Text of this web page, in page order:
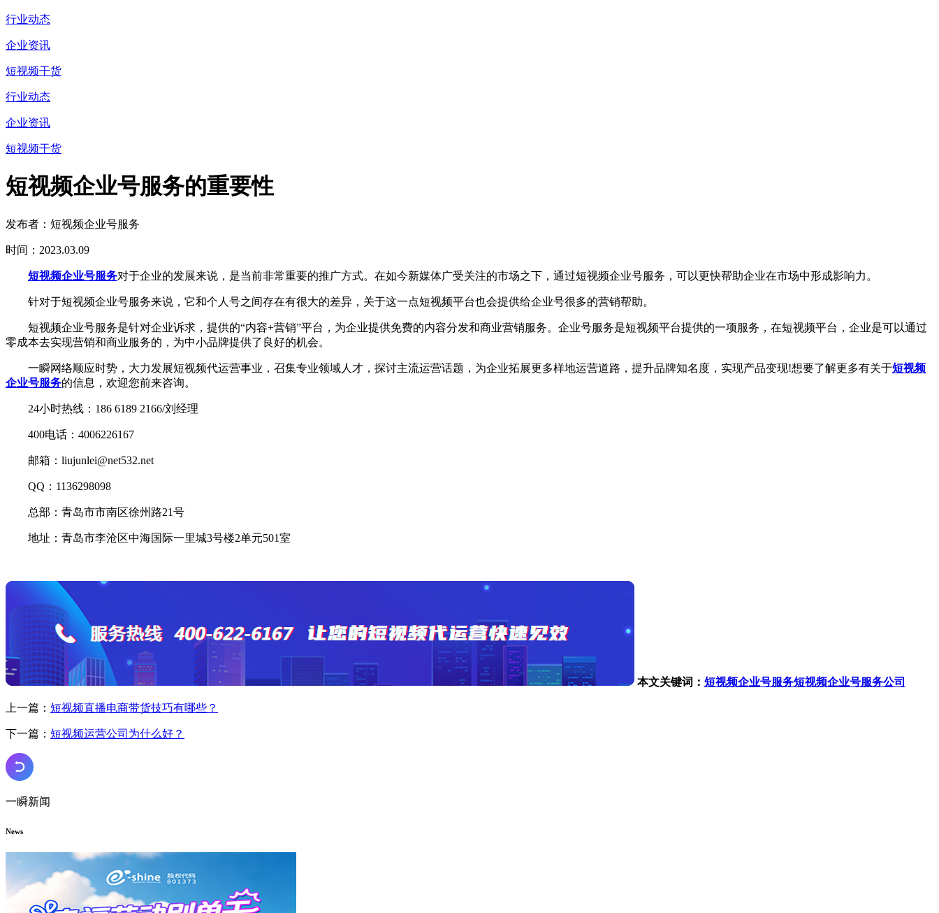
行业动态
企业资讯
短视频干货
行业动态
企业资讯
短视频干货
短视频企业号服务的重要性
发布者：短视频企业号服务
时间：2023.03.09
短视频企业号服务对于企业的发展来说，是当前非常重要的推广方式。在如今新媒体广受关注的市场之下，通过短视频企业号服务，可以更快帮助企业在市场中形成影响力。
针对于短视频企业号服务来说，它和个人号之间存在有很大的差异，关于这一点短视频平台也会提供给企业号很多的营销帮助。
短视频企业号服务是针对企业诉求，提供的“内容+营销”平台，为企业提供免费的内容分发和商业营销服务。企业号服务是短视频平台提供的一项服务，在短视频平台，企业是可以通过
零成本去实现营销和商业服务的，为中小品牌提供了良好的机会。
一瞬网络顺应时势，大力发展短视频代运营事业，召集专业领域人才，探讨主流运营话题，为企业拓展更多样地运营道路，提升品牌知名度，实现产品变现!想要了解更多有关于短视频
企业号服务的信息，欢迎您前来咨询。
24小时热线：186 6189 2166/刘经理
400电话：4006226167
邮箱：liujunlei@net532.net
QQ：1136298098
总部：青岛市市南区徐州路21号
地址：青岛市李沧区中海国际一里城3号楼2单元501室
本文关键词： 短视频企业号服务短视频企业号服务公司
上一篇： 短视频直播电商带货技巧有哪些？
下一篇： 短视频运营公司为什么好？
一瞬新闻
News